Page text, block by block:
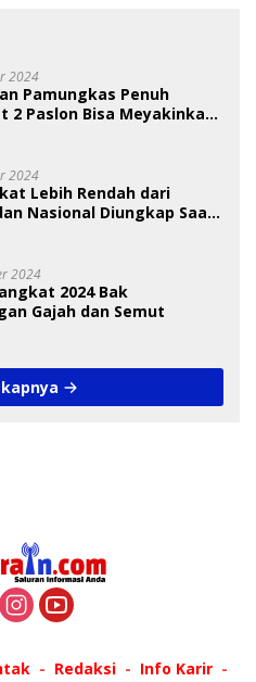
2024
Pamungkas Penuh
2 Paslon Bisa Meyakinkan
2024
Lebih Rendah dari
Nasional Diungkap Saat
2024
2024 Bak
Gajah dan Semut
Redaksi
Info Karir